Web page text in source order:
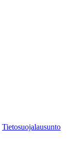
Tietosuojalausunto